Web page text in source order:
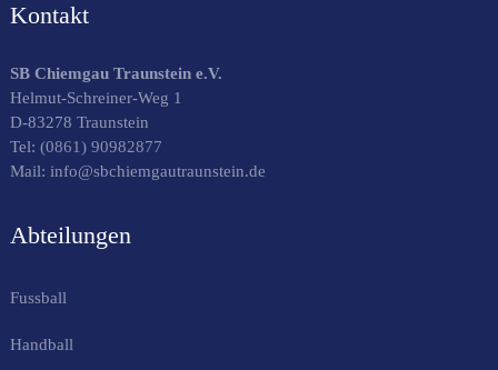
Kontakt
SB Chiemgau Traunstein e.V.
Helmut-Schreiner-Weg 1
D-83278 Traunstein
Tel: (0861) 90982877
Mail: info@sbchiemgautraunstein.de
Abteilungen
Fussball
Handball